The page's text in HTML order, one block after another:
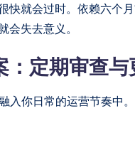
快就会过时。依赖六个
会失去意义。
：定期审查与
入你日常的运营节奏中